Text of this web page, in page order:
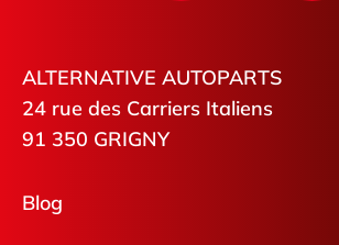
ALTERNATIVE AUTOPARTS
24 rue des Carriers Italiens
91 350 GRIGNY
Blog